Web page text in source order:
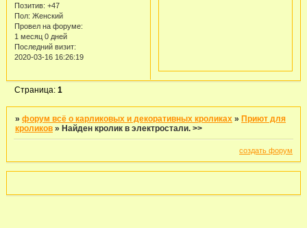
Позитив: +47
Пол: Женский
Провел на форуме:
1 месяц 0 дней
Последний визит:
2020-03-16 16:26:19
Страница:1
»форум всё о карликовых и декоративных кроликах » Приют для
кроликов » Найден кролик в электростали. >>
создать форум